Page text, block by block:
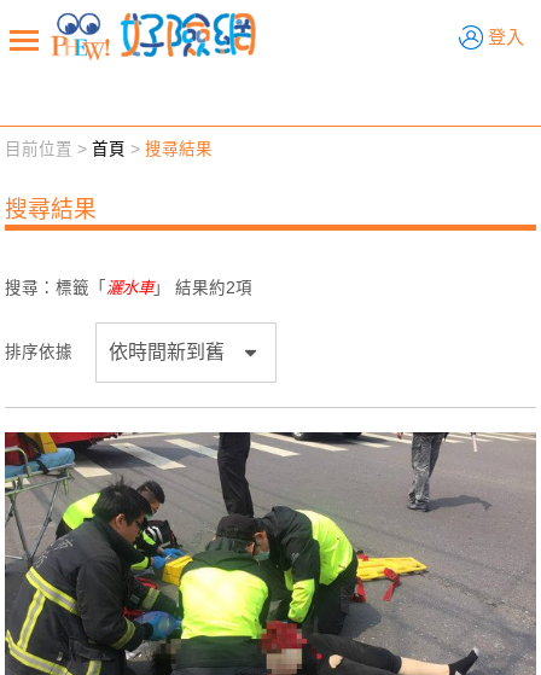
登入
新聞觀點 業務交流
退休先準備 好險學堂 輔銷工具 活動專區
目前位置 >首頁 >搜尋結果
搜尋結果
搜尋：標籤「 灑水車」 結果約2項
排序依據